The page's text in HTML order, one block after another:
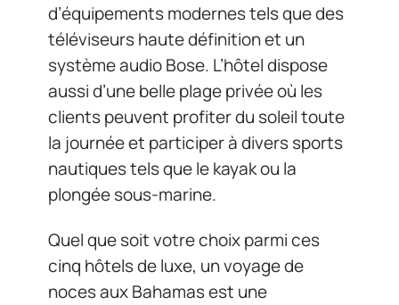
d’équipements modernes tels que des
téléviseurs haute définition et un
système audio Bose. L’hôtel dispose
aussi d’une belle plage privée où les
clients peuvent profiter du soleil toute
la journée et participer à divers sports
nautiques tels que le kayak ou la
plongée sous-marine.
Quel que soit votre choix parmi ces
cinq hôtels de luxe, un voyage de
noces aux Bahamas est une